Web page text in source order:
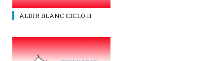
ALDIR BLANC CICLO II